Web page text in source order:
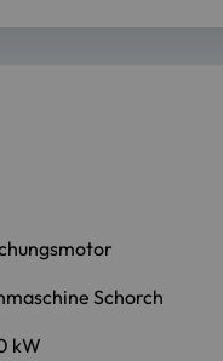
Schorch
kW